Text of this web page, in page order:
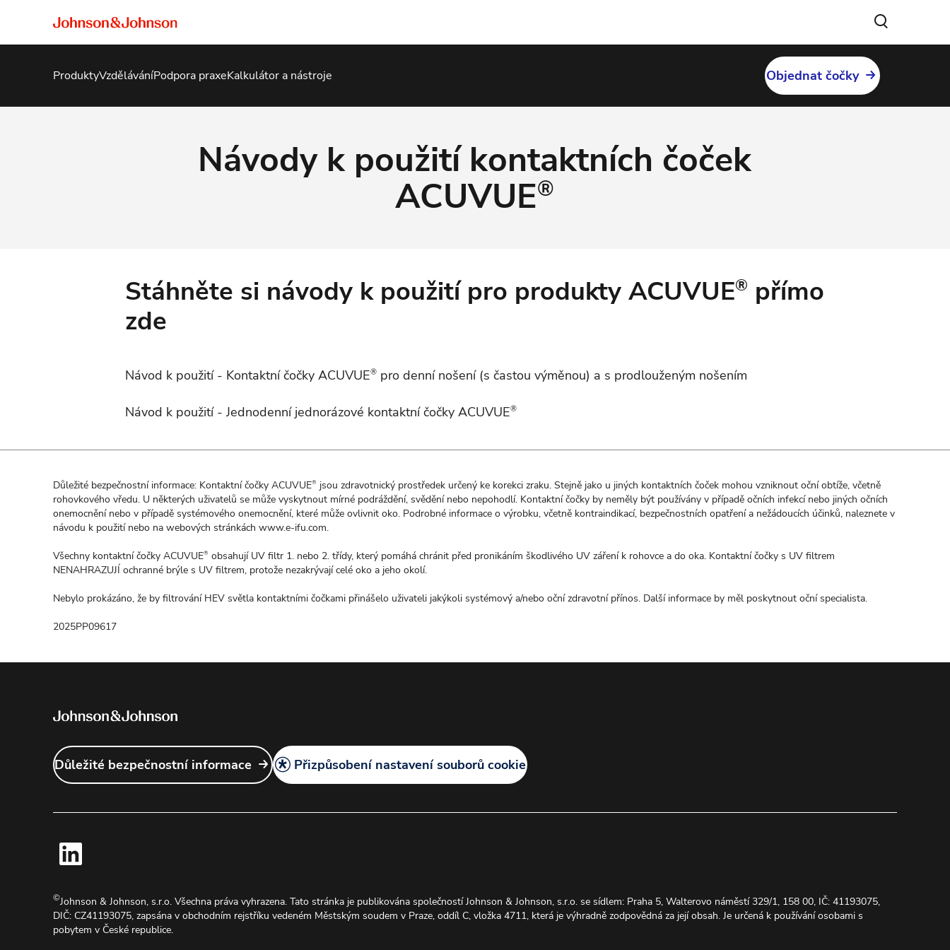
ProduktyVzděláváníPodpora praxeKalkulátor a nástroje Objednat čočky
Návody k použití kontaktních čoček
ACUVUE®
Stáhněte si návody k použití pro produkty ACUVUE® přímo
zde
Návod k použití - Kontaktní čočky ACUVUE® pro denní nošení (s častou výměnou) a s prodlouženým nošením
Návod k použití - Jednodenní jednorázové kontaktní čočky ACUVUE®
Důležité bezpečnostní informace: Kontaktní čočky ACUVUE® jsou zdravotnický prostředek určený ke korekci zraku. Stejně jako u jiných kontaktních čoček mohou vzniknout oční obtíže, včetně
rohovkového vředu. U některých uživatelů se může vyskytnout mírné podráždění, svědění nebo nepohodlí. Kontaktní čočky by neměly být používány v případě očních infekcí nebo jiných očních
onemocnění nebo v případě systémového onemocnění, které může ovlivnit oko. Podrobné informace o výrobku, včetně kontraindikací, bezpečnostních opatření a nežádoucích účinků, naleznete v
návodu k použití nebo na webových stránkách www.e-ifu.com.
Všechny kontaktní čočky ACUVUE® obsahují UV filtr 1. nebo 2. třídy, který pomáhá chránit před pronikáním škodlivého UV záření k rohovce a do oka. Kontaktní čočky s UV filtrem
NENAHRAZUJÍ ochranné brýle s UV filtrem, protože nezakrývají celé oko a jeho okolí.
Nebylo prokázáno, že by filtrování HEV světla kontaktními čočkami přinášelo uživateli jakýkoli systémový a/nebo oční zdravotní přínos. Další informace by měl poskytnout oční specialista.
2025PP09617
Důležité bezpečnostní informace Přizpůsobení nastavení souborů cookie
©Johnson & Johnson, s.r.o. Všechna práva vyhrazena. Tato stránka je publikována společností Johnson & Johnson, s.r.o. se sídlem: Praha 5, Walterovo náměstí 329/1, 158 00, IČ: 41193075,
DIČ: CZ41193075, zapsána v obchodním rejstříku vedeném Městským soudem v Praze, oddíl C, vložka 4711, která je výhradně zodpovědná za její obsah. Je určená k používání osobami s
pobytem v České republice.